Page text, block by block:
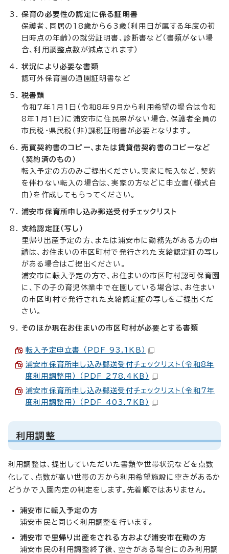
保育の必要性の認定に係る証明書
保護者、同居の18歳から63歳（利用日が属する年度の初
日時点の年齢）の就労証明書、診断書など（書類がない場
合、利用調整点数が減点されます）
状況により必要な書類
認可外保育園の通園証明書など
税書類
令和7年1月1日（令和8年9月から利用希望の場合は令和
8年1月1日）に浦安市に住民票がない場合、保護者全員の
市民税・県民税（非）課税証明書が必要となります。
売買契約書のコピー、または賃貸借契約書のコピーなど
（契約済のもの）
転入予定の方のみご提出ください。実家に転入など、契約
を伴わない転入の場合は、実家の方などに申立書（様式自
由）を作成してもらってください。
浦安市保育所申し込み郵送受付チェックリスト
支給認定証（写し）
里帰り出産予定の方、または浦安市に勤務先がある方の申
請は、お住まいの市区町村で発行された支給認定証の写し
がある場合はご提出ください。
浦安市に転入予定の方で、お住まいの市区町村認可保育園
に、下の子の育児休業中で在園している場合は、お住まい
の市区町村で発行された支給認定証の写しをご提出くだ
さい。
そのほか現在お住まいの市区町村が必要とする書類
転入予定申立書 （PDF 93.1KB）
浦安市保育所申し込み郵送受付チェックリスト（令和8年
度利用調整用） （PDF 278.4KB）
浦安市保育所申し込み郵送受付チェックリスト（令和7年
度利用調整用） （PDF 403.7KB）
利用調整
利用調整は、提出していただいた書類や世帯状況などを点数
化して、点数が高い世帯の方から利用希望施設に空きがあるか
どうかで入園内定の判定をします。先着順ではありません。
浦安市に転入予定の方
浦安市民と同じく利用調整を行います。
浦安市で里帰り出産をされる方および浦安市在勤の方
浦安市民の利用調整終了後、空きがある場合にのみ利用調